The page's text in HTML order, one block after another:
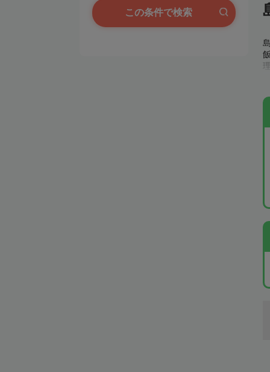
この条件で検索